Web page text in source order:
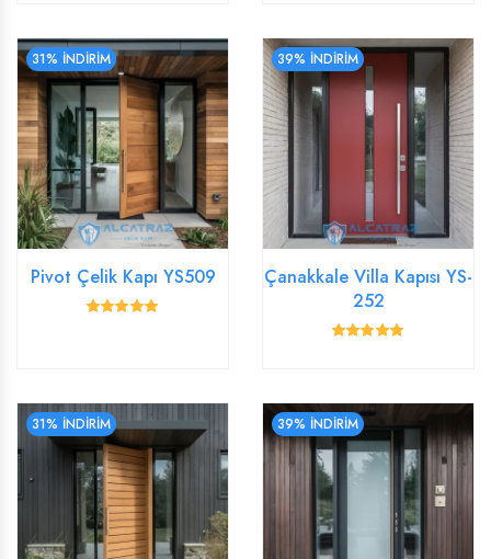
31% İNDİRİM
Pivot Çelik Kapı YS509
39% İNDİRİM
Çanakkale Villa Kapısı YS-
252
31% İNDİRİM 39% İNDİRİM